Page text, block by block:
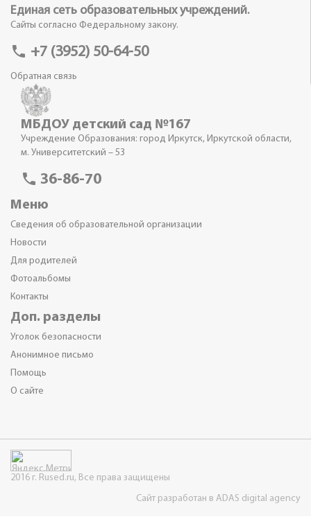
Единая сеть образовательных учреждений.
Сайты согласно Федеральному закону.
phone +7 (3952) 50-64-50
Обратная связь
МБДОУ детский сад №167
Учреждение Образования: город Иркутск, Иркутской области,
м. Университетский – 53
phone 36-86-70
Меню
Сведения об образовательной организации
Новости
Для родителей
Фотоальбомы
Контакты
Доп. разделы
Уголок безопасности
Анонимное письмо
Помощь
О сайте
2016 г. Rused.ru, Все права защищены
Сайт разработан в ADAS digital agency